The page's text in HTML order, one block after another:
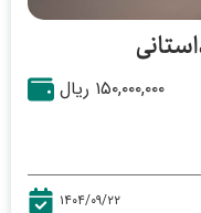
۱۵۰,۰۰۰,۰۰۰ ریال
۱۴۰۴/۰۹/۲۲